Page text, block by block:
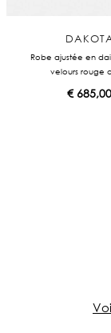
Robe ajustée en
velours rouge
€685,00